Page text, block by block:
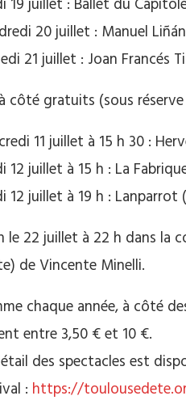
20 juillet : Manuel
21 juillet : Joan Francés
côté gratuits (sous
11 juillet à 15 h 30 :
12 juillet à 15 h : La
12 juillet à 19 h : Lanparrot (
le 22 juillet à 22 h dans la
de Vincente Minelli.
chaque année, à côté
entre 3,50 € et 10 €.
des spectacles est
: https://